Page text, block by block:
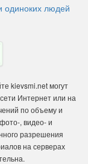
одиноких людей
kievsmi.net могут
Интернет или на
по объему и
, видео- и
разрешения
на серверах